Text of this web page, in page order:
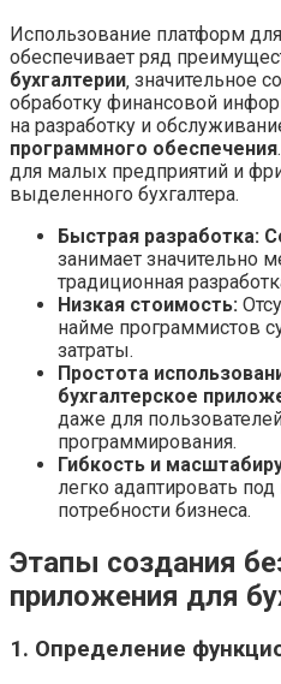
Использование платформ для
обеспечивает ряд
бухгалтерии ‚ значительное
обработку финансовой
на разработку и
программного обеспечения
для малых предприятий и
выделенного бухгалтера.
Быстрая разработка:
занимает значительно
традиционная
Низкая стоимость:
найме программистов
затраты.
Простота
бухгалтерское
даже для
программирования.
Гибкость и
легко адаптировать
потребности бизнеса.
Этапы создания
приложения для
1. Определение